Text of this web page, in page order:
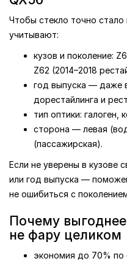
Чтобы стекло точно
учитывают:
кузов и поколение:
Z62 (2014–2018
год выпуска — даже
дорестайлинга и
тип оптики: галоген,
сторона — левая
(пассажирская).
Если не уверены в кузове
или год выпуска —
не ошибиться с
Почему
не фару целиком
экономия до 70% по